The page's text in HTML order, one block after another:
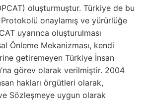
oluşturmuştur. Türkiye de bu
onaylamış ve yürürlüğe
uyarınca oluşturulması
Önleme Mekanizması, kendi
getiremeyen Türkiye İnsan
görev olarak verilmiştir. 2004
hakları örgütleri olarak,
Sözleşmeye uygun olarak